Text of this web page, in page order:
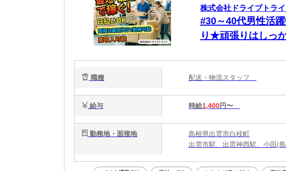
株式会社ドライブトラ
#30～40代男性活
り★頑張りはしっ
職種 配送・物流スタッフ
給与 時給1,400円〜
勤務地・面接地
島根県出雲市白枝町
出雲市駅、出雲神西駅、小田(